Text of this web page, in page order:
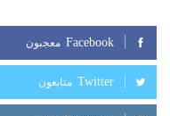
Facebook معجبون
Twitter متابعون